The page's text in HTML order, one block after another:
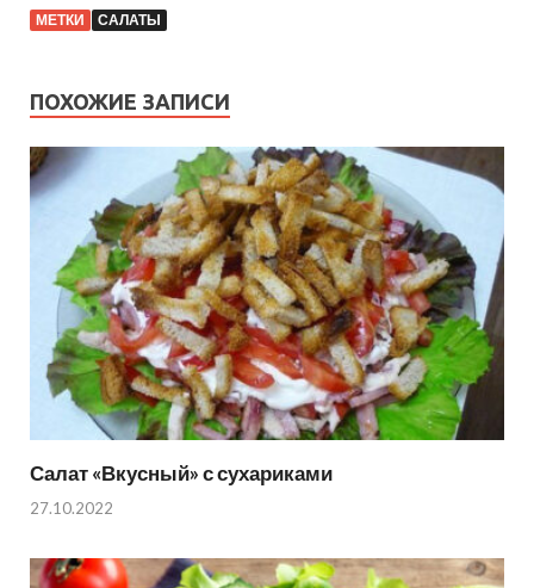
МЕТКИ САЛАТЫ
ПОХОЖИЕ ЗАПИСИ
Салат «Вкусный» с сухариками
27.10.2022